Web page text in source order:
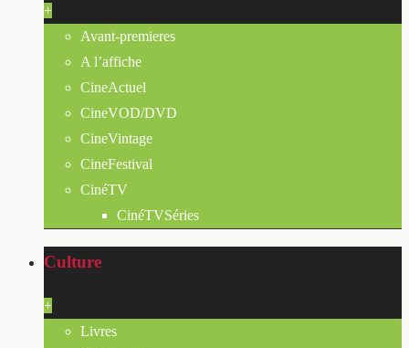
+
Avant-premieres
A l’affiche
CineActuel
CineVOD/DVD
CineVintage
CineFestival
CinéTV
CinéTVSéries
Culture
+
Livres